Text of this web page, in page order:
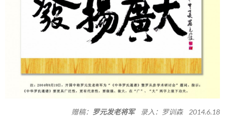
赠稿： 罗元发老将军录入：罗训森 2014.6.18